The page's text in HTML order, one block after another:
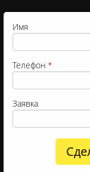
Имя
Телефон *
Заявка